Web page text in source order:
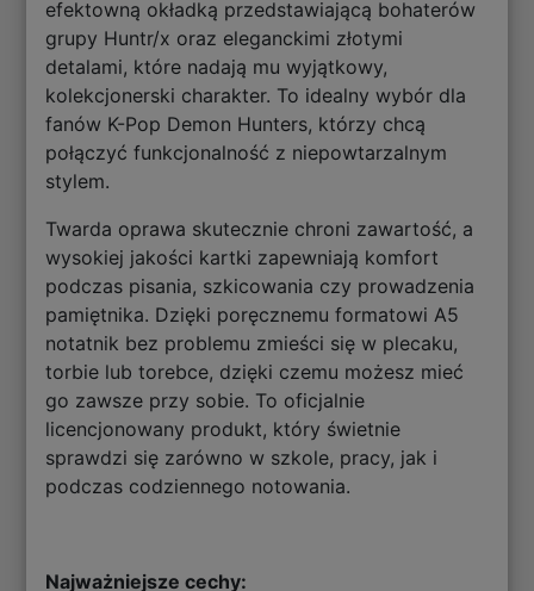
efektowną okładką przedstawiającą bohaterów
grupy Huntr/x oraz eleganckimi złotymi
detalami, które nadają mu wyjątkowy,
kolekcjonerski charakter. To idealny wybór dla
fanów K-Pop Demon Hunters, którzy chcą
połączyć funkcjonalność z niepowtarzalnym
stylem.
Twarda oprawa skutecznie chroni zawartość, a
wysokiej jakości kartki zapewniają komfort
podczas pisania, szkicowania czy prowadzenia
pamiętnika. Dzięki poręcznemu formatowi A5
notatnik bez problemu zmieści się w plecaku,
torbie lub torebce, dzięki czemu możesz mieć
go zawsze przy sobie. To oficjalnie
licencjonowany produkt, który świetnie
sprawdzi się zarówno w szkole, pracy, jak i
podczas codziennego notowania.
Najważniejsze cechy: